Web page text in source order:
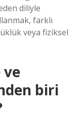
diliyle
farklı
veya fiziksel
biri